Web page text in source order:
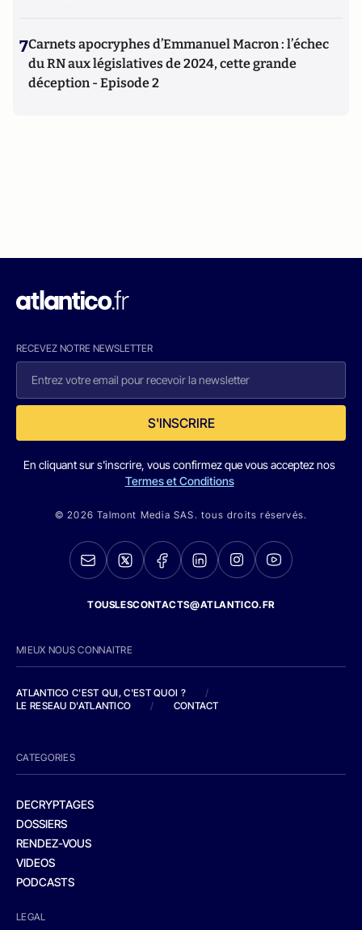
7Carnets apocryphes d’Emmanuel Macron : l’échec
du RN aux législatives de 2024, cette grande
déception - Episode 2
RECEVEZ NOTRE NEWSLETTER
S'INSCRIRE
En cliquant sur s'inscrire, vous confirmez que vous acceptez nos
Termes et Conditions
© 2026 Talmont Media SAS. tous droits réservés.
TOUSLESCONTACTS@ATLANTICO.FR
MIEUX NOUS CONNAITRE
ATLANTICO C'EST QUI, C'EST QUOI ?
/
LE RESEAU D'ATLANTICO
/ CONTACT
CATEGORIES
DECRYPTAGES
DOSSIERS
RENDEZ-VOUS
VIDEOS
PODCASTS
LEGAL